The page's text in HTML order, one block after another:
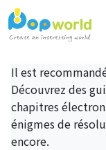
Il est
Découvrez des
chapitres
énigmes de
encore.